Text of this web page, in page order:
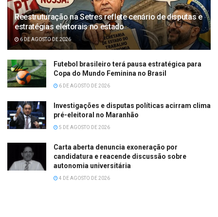
Reestruturação na Setres reflete cenário de disputas e
estratégias eleitorais no estado
6 DE AGOSTO DE 2026
Futebol brasileiro terá pausa estratégica para
Copa do Mundo Feminina no Brasil
6 DE AGOSTO DE 2026
Investigações e disputas políticas acirram clima
pré-eleitoral no Maranhão
5 DE AGOSTO DE 2026
Carta aberta denuncia exoneração por
candidatura e reacende discussão sobre
autonomia universitária
4 DE AGOSTO DE 2026